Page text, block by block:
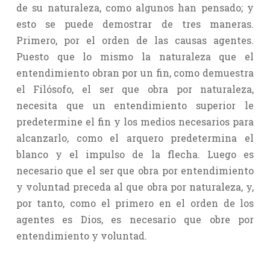
de su naturaleza, como algunos han pensado; y
esto se puede demostrar de tres maneras.
Primero, por el orden de las causas agentes.
Puesto que lo mismo la naturaleza que el
entendimiento obran por un fin, como demuestra
el Filósofo, el ser que obra por naturaleza,
necesita que un entendimiento superior le
predetermine el fin y los medios necesarios para
alcanzarlo, como el arquero predetermina el
blanco y el impulso de la flecha. Luego es
necesario que el ser que obra por entendimiento
y voluntad preceda al que obra por naturaleza, y,
por tanto, como el primero en el orden de los
agentes es Dios, es necesario que obre por
entendimiento y voluntad.